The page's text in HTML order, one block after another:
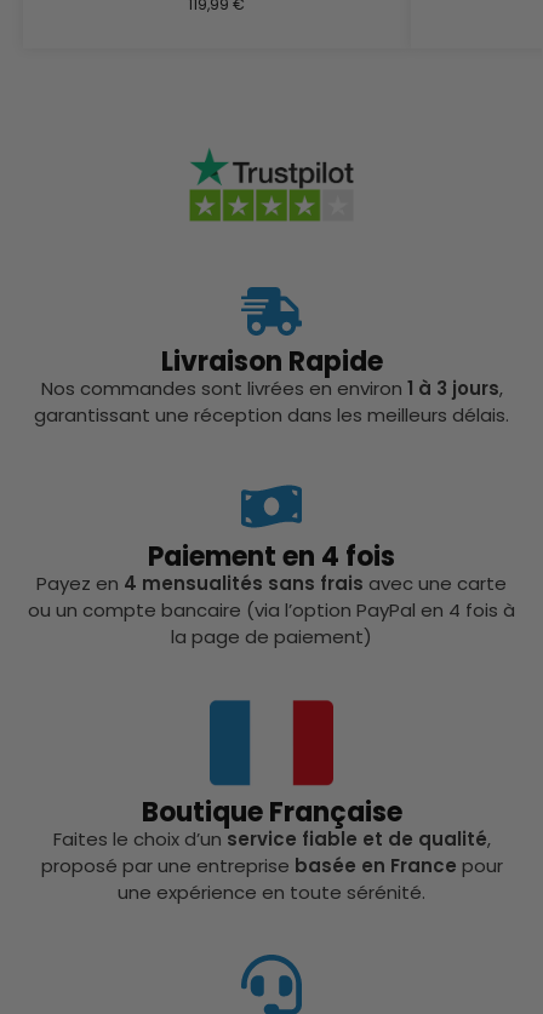
119,99€
Livraison Rapide
Nos commandes sont livrées en environ 1 à 3 jours,
garantissant une réception dans les meilleurs délais.
Paiement en 4 fois
Payez en 4 mensualités sans frais avec une carte
ou un compte bancaire (via l’option PayPal en 4 fois à
la page de paiement)
Boutique Française
Faites le choix d’un service fiable et de qualité,
proposé par une entreprise basée en France pour
une expérience en toute sérénité.